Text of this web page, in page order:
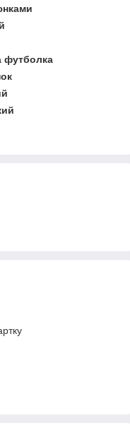
футболка